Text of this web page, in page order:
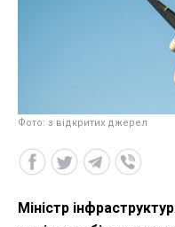
Фото: з відкритих джерел
Міністр